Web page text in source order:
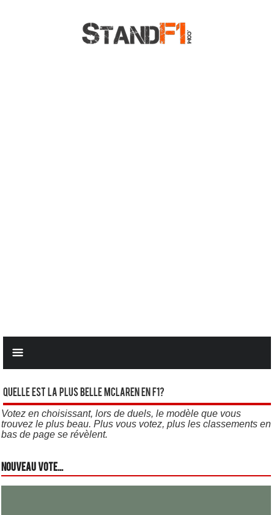
Quelle est la plus belle Mclaren en F1?
Votez en choisissant, lors de duels, le modèle que vous
trouvez le plus beau. Plus vous votez, plus les classements en
bas de page se révèlent.
Nouveau vote...